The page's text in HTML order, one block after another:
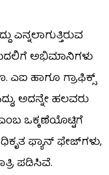
ಅಭಿಮಾನಿಗಳು
ಹಾಗೂ ಗ್ರಾಫಿಕ್ಸ್
ಅದನ್ನೇ ಹಲವರು
ಒಕ್ಕಣೆಯೊಟ್ಟಿಗೆ
ಫ್ಯಾನ್ ಫೇಜ್​​​ಗಳು,
ಪಡಿಸಿವೆ.